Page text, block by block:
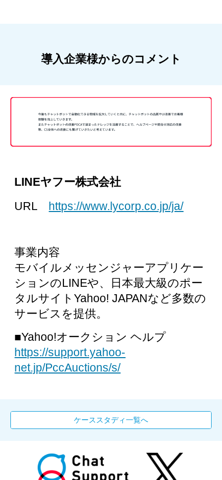
導入企業様からのコメント
LINEヤフー株式会社
URL https://www.lycorp.co.jp/ja/
事業内容
モバイルメッセンジャーアプリケー
ションのLINEや、日本最大級のポー
タルサイトYahoo! JAPANなど多数の
サービスを提供。
■Yahoo!オークション ヘルプ
https://support.yahoo-
net.jp/PccAuctions/s/
ケーススタディ一覧へ